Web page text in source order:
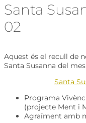
Santa
02
Aquest és el recull de
Santa Susanna del
Santa
Programa
(projecte Ment i
Agraïment amb